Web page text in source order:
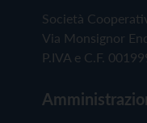
Società
Via Monsignor
P.IVA e C.F.